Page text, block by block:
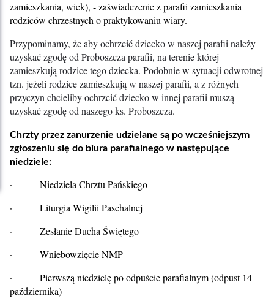
zamieszkania, wiek), - zaświadczenie z parafii zamieszkania
rodziców chrzestnych o praktykowaniu wiary.
Przypominamy, że aby ochrzcić dziecko w naszej parafii należy
uzyskać zgodę od Proboszcza parafii, na terenie której
zamieszkują rodzice tego dziecka. Podobnie w sytuacji odwrotnej
tzn. jeżeli rodzice zamieszkują w naszej parafii, a z różnych
przyczyn chcieliby ochrzcić dziecko w innej parafii muszą
uzyskać zgodę od naszego ks. Proboszcza.
Chrzty przez zanurzenie udzielane są po wcześniejszym
zgłoszeniu się do biura parafialnego w następujące
niedziele:
· Niedziela Chrztu Pańskiego
· Liturgia Wigilii Paschalnej
· Zesłanie Ducha Świętego
· Wniebowzięcie NMP
· Pierwszą niedzielę po odpuście parafialnym (odpust 14
października)